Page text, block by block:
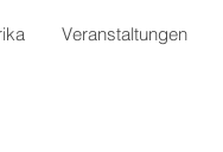
Veranstaltungen